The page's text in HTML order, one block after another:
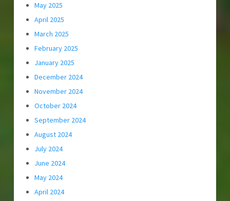
May 2025
April 2025
March 2025
February 2025
January 2025
December 2024
November 2024
October 2024
September 2024
August 2024
July 2024
June 2024
May 2024
April 2024